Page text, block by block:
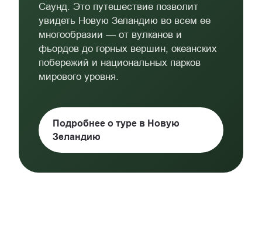
Саунд. Это путешествие позволит
увидеть Новую Зеландию во всем ее
многообразии — от вулканов и
фьордов до горных вершин, океанских
побережий и национальных парков
мирового уровня.
Подробнее о туре в Новую
Зеландию